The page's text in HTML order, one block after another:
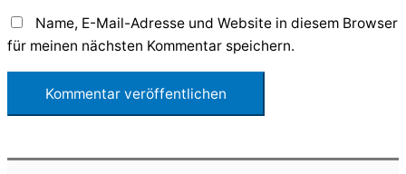
Name, E-Mail-Adresse und Website in diesem Browser
für meinen nächsten Kommentar speichern.